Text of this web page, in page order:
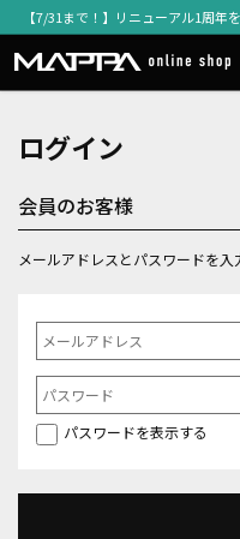
【7/31まで！】リニューアル1周年
ログイン
会員のお客様
メールアドレスとパスワードを入
パスワードを表示する